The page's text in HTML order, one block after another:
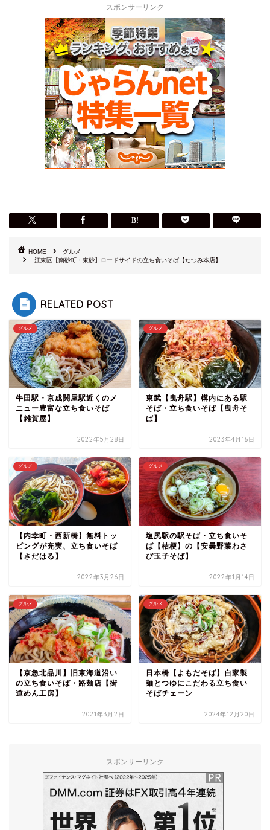
スポンサーリンク
HOME
グルメ
江東区【南砂町・東砂】ロードサイドの立ち食いそば【たつみ本店】
RELATED POST
グルメ
牛田駅・京成関屋駅近くのメ
ニュー豊富な立ち食いそば
【雑賀屋】
2022年5月28日
グルメ
東武【曳舟駅】構内にある駅
そば・立ち食いそば【曳舟そ
ば】
2023年4月16日
グルメ
【内幸町・西新橋】無料トッ
ピングが充実、立ち食いそば
【さだはる】
2022年3月26日
グルメ
塩尻駅の駅そば・立ち食いそ
ば【桔梗】の【安曇野葉わさ
び玉子そば】
2022年1月14日
グルメ
【京急北品川】旧東海道沿い
の立ち食いそば・路麺店【街
道めん工房】
2021年3月2日
グルメ
日本橋【よもだそば】自家製
麺とつゆにこだわる立ち食い
そばチェーン
2024年12月20日
スポンサーリンク